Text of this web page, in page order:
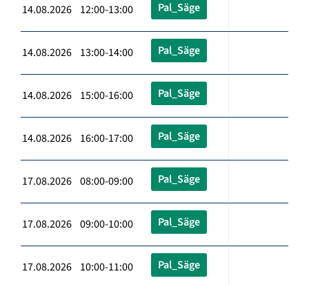
14.08.2026 12:00-13:00 Pal_Säge
14.08.2026 13:00-14:00 Pal_Säge
14.08.2026 15:00-16:00 Pal_Säge
14.08.2026 16:00-17:00 Pal_Säge
17.08.2026 08:00-09:00 Pal_Säge
17.08.2026 09:00-10:00 Pal_Säge
17.08.2026 10:00-11:00 Pal_Säge